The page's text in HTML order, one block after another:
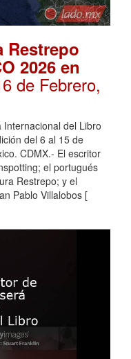
Restrepo
2026 en
de Febrero,
del Libro
del 6 al 15 de
CDMX.- El escritor
el portugués
Restrepo; y el
Pablo Villalobos [